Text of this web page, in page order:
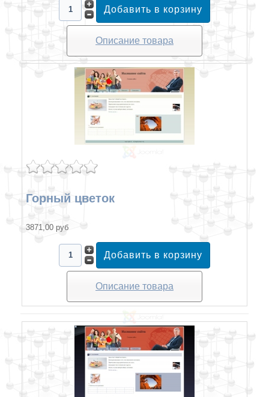
Описание товара
Горный цветок
3871,00 руб
Описание товара